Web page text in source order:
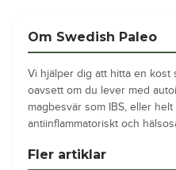
Om Swedish Paleo
Vi hjälper dig att hitta en
oavsett om du lever med
magbesvär som IBS, eller
antiinflammatoriskt och
Fler artiklar